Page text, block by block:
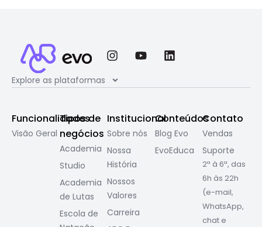
Explore as plataformas
Funcionalidades
Visão Geral
Tipos de
negócios
Academia
Studio
Academia
de Lutas
Escola de
Institucional
Sobre nós
Nossa
História
Nossos
Valores
Carreira
Conteúdos
Blog Evo
EvoEduca
Contato
Vendas
Suporte
2ª à 6ª, das
6h às 22h
(e-mail,
WhatsApp,
chat e